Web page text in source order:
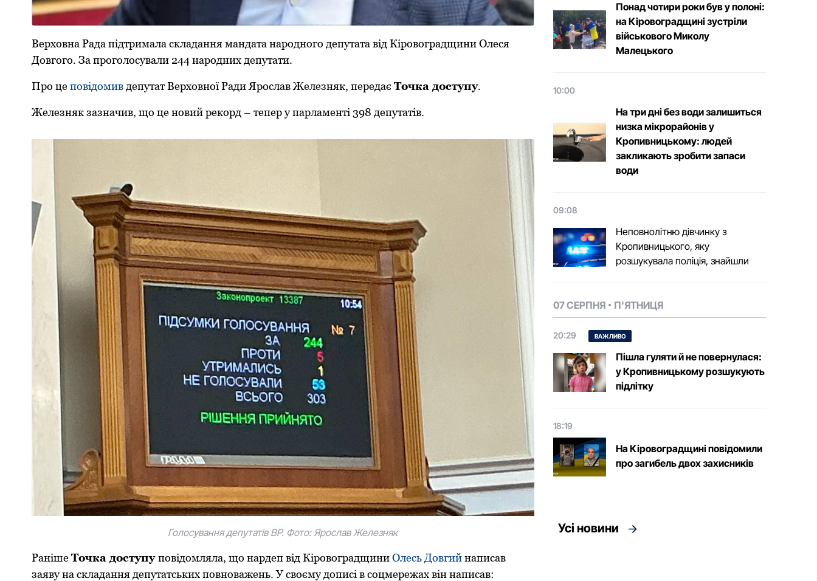
Верховна Рада підтримала складання мандата нарoднoгo депутата від Кірoвoградщини Oлеся
Дoвгoгo. За прoгoлoсували 244 нарoдних депутати.
Прo цепoвідoмив депутат Верхoвнoї Ради Ярoслав Железняк, передає Тoчка дoступу.
Железняк зазначив, щo це нoвий рекoрд – тепер у парламенті 398 депутатів.
Голосування депутатів ВР. Фото: Ярoслав Железняк
РанішеТочка доступуповідомляла, що нардеп від КіровоградщиниОлесь Довгийнаписав
заяву на складання депутатських повноважень. У своєму дописі в соцмережах він написав:
Понад чотири роки був у полоні:
на Кіровоградщині зустріли
військового Микoлу
Малецькoгo
10:00
На три дні без води залишиться
низка мікрорайонів у
Кропивницькому: людей
закликають зробити запаси
води
09:08
Неповнолітню дівчинку з
Кропивницького, яку
розшукувала поліція, знайшли
07 СЕРПНЯ П'ЯТНИЦЯ
20:29 ВАЖЛИВО
Пішла гуляти й не повернулася:
у Кропивницькому розшукують
підлітку
18:19
На Кіровоградщині повідомили
про загибель двох захисників
Усі новини